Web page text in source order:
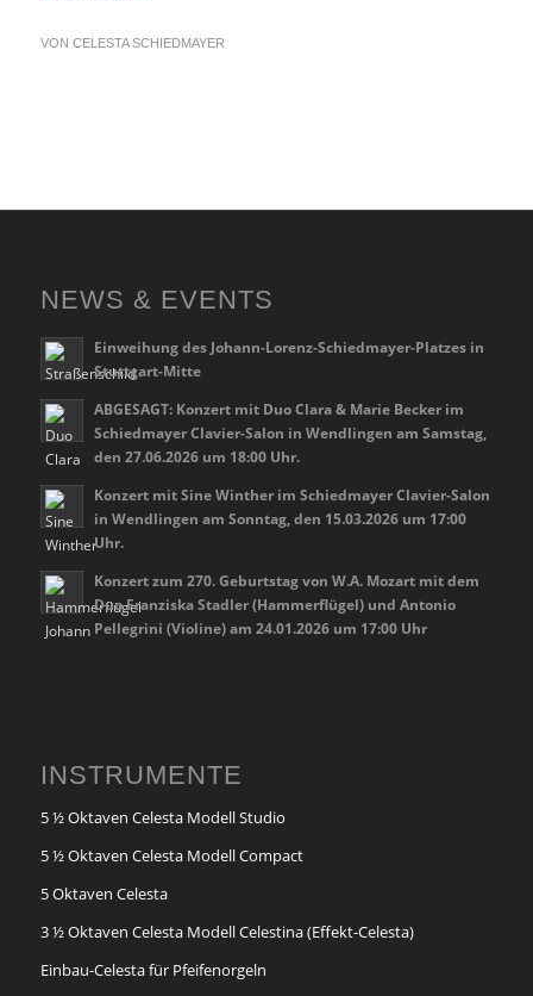
VON CELESTA SCHIEDMAYER
NEWS & EVENTS
Einweihung des Johann-Lorenz-Schiedmayer-Platzes in
Stuttgart-Mitte
ABGESAGT: Konzert mit Duo Clara & Marie Becker im
Schiedmayer Clavier-Salon in Wendlingen am Samstag,
den 27.06.2026 um 18:00 Uhr.
Konzert mit Sine Winther im Schiedmayer Clavier-Salon
in Wendlingen am Sonntag, den 15.03.2026 um 17:00
Uhr.
Konzert zum 270. Geburtstag von W.A. Mozart mit dem
Duo Franziska Stadler (Hammerflügel) und Antonio
Pellegrini (Violine) am 24.01.2026 um 17:00 Uhr
INSTRUMENTE
5 ½ Oktaven Celesta Modell Studio
5 ½ Oktaven Celesta Modell Compact
5 Oktaven Celesta
3 ½ Oktaven Celesta Modell Celestina (Effekt-Celesta)
Einbau-Celesta für Pfeifenorgeln